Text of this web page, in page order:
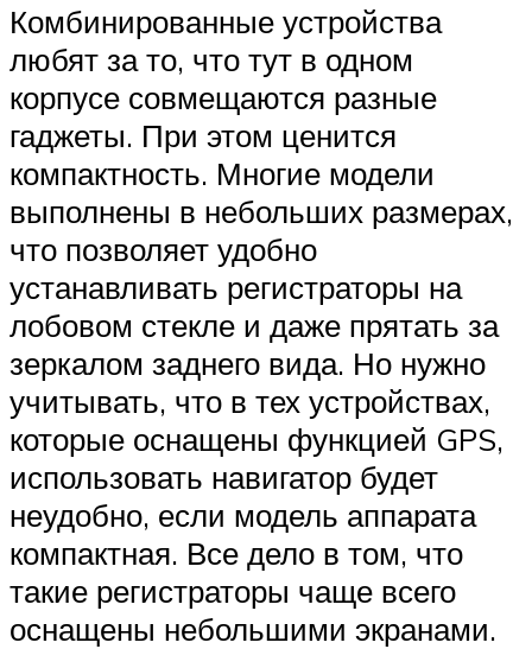
Комбинированные устройства
любят за то, что тут в одном
корпусе совмещаются разные
гаджеты. При этом ценится
компактность. Многие модели
выполнены в небольших размерах,
что позволяет удобно
устанавливать регистраторы на
лобовом стекле и даже прятать за
зеркалом заднего вида. Но нужно
учитывать, что в тех устройствах,
которые оснащены функцией GPS,
использовать навигатор будет
неудобно, если модель аппарата
компактная. Все дело в том, что
такие регистраторы чаще всего
оснащены небольшими экранами.